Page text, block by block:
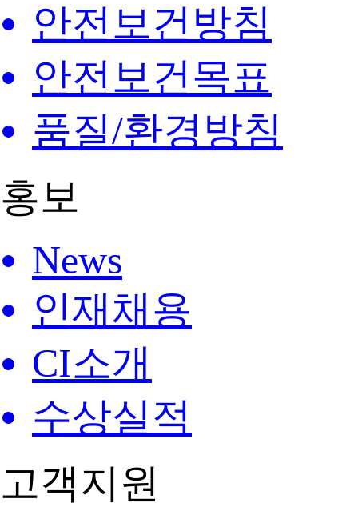
안전보건방침
안전보건목표
품질/환경방침
홍보
News
인재채용
CI소개
수상실적
고객지원